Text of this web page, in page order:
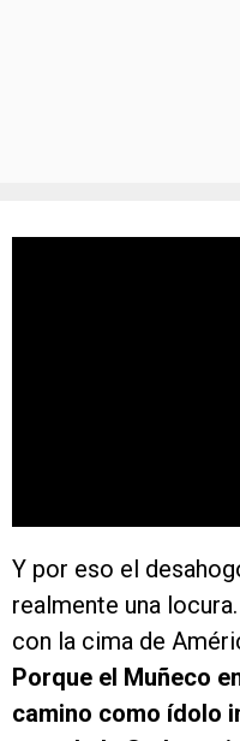
Y por eso el
realmente una
con la cima de
Porque el Muñeco
camino como ídolo